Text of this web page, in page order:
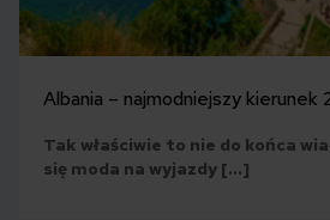
Albania – najmodniejszy kierunek
Tak właściwie to nie do końca
się moda na wyjazdy […]